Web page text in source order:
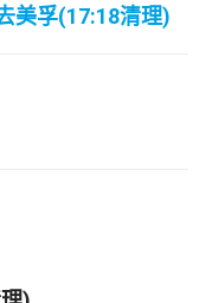
美孚(17:18清理)